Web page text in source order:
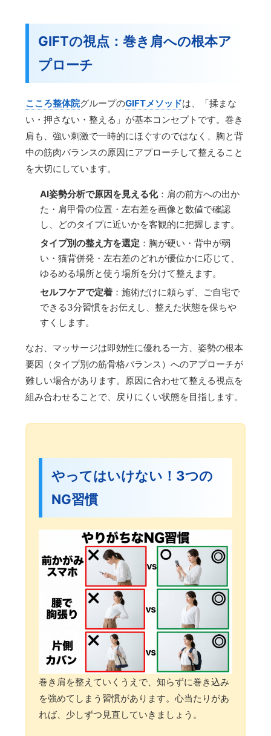
GIFTの視点：巻き肩への根本ア
プローチ
こころ整体院グループのGIFTメソッドは、「揉まな
い・押さない・整える」が基本コンセプトです。巻き
肩も、強い刺激で一時的にほぐすのではなく、胸と背
中の筋肉バランスの原因にアプローチして整えること
を大切にしています。
AI姿勢分析で原因を見える化：肩の前方への出か
た・肩甲骨の位置・左右差を画像と数値で確認
し、どのタイプに近いかを客観的に把握します。
タイプ別の整え方を選定 ：胸が硬い・背中が弱
い・猫背併発・左右差のどれが優位かに応じて、
ゆるめる場所と使う場所を分けて整えます。
セルフケアで定着 ：施術だけに頼らず、ご自宅で
できる3分習慣をお伝えし、整えた状態を保ちや
すくします。
なお、マッサージは即効性に優れる一方、姿勢の根本
要因（タイプ別の筋骨格バランス）へのアプローチが
難しい場合があります。原因に合わせて整える視点を
組み合わせることで、戻りにくい状態を目指します。
やってはいけない！3つの
NG習慣
巻き肩を整えていくうえで、知らずに巻き込み
を強めてしまう習慣があります。心当たりがあ
れば、少しずつ見直していきましょう。